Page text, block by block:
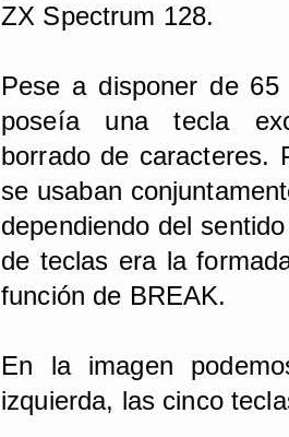
ZX Spectrum 128.
Pese a disponer de
poseía una tecla
borrado de caracteres.
se usaban
dependiendo del
de teclas era la
función de BREAK.
En la imagen
izquierda, las cinco